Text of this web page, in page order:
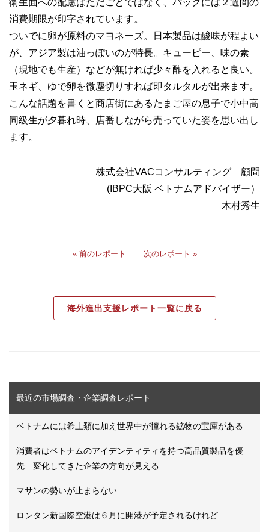
衛生面への配慮はただごとではなく、パックには２週間の
消費期限が印字されています。
ついでに卵が原料のマヨネーズ。日本製品は酸味が程よい
が、アジア製は油っぽいのが特長。キューピー、味の素
（現地でも生産）などが無ければ少々酢を入れると良い。
玉ネギ、ゆで卵を微塵切りすれば即タルタルが出来ます。
こんな話題を書くと商店街にあるたまご屋の息子で小中高
同級生が夕暮れ時、店番しながら売っていた姿を思い出し
ます。
株式会社VACコンサルティング 顧問
(IBPC大阪 ベトナムアドバイザー）
木村秀生
« 前のレポート 次のレポート »
海外進出支援レポート一覧に戻る
最近の市場調査・企業調査レポート
ベトナムには希土類に加え世界中が憧れる鉱物の宝庫がある
消費者はベトナムのアイデンティティを持つ高品質製品を優
先 変化してきた企業の方向が見える
マサンの勢いが止まらない
ロンタン新国際空港は６月に開港が予定されるけれど